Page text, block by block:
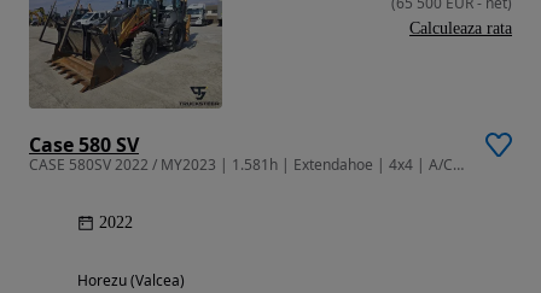
Case 580 SV
CASE 580SV 2022 / MY2023 | 1.581h | Extendahoe | 4x4 | A/C | Ride Cont
2022
Horezu (Valcea)
Calculeaza rata